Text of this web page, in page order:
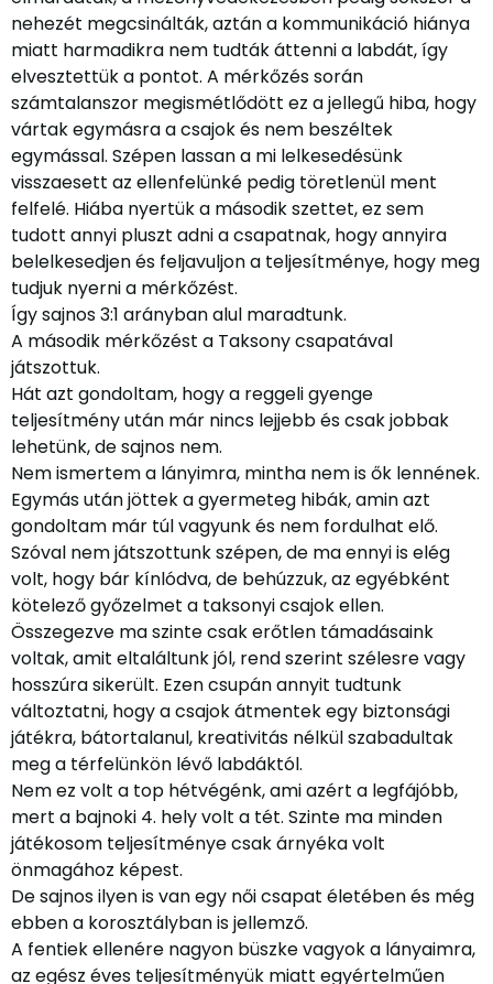
nehezét megcsinálták, aztán a kommunikáció hiánya
miatt harmadikra nem tudták áttenni a labdát, így
elvesztettük a pontot. A mérkőzés során
számtalanszor megismétlődött ez a jellegű hiba, hogy
vártak egymásra a csajok és nem beszéltek
egymással. Szépen lassan a mi lelkesedésünk
visszaesett az ellenfelünké pedig töretlenül ment
felfelé. Hiába nyertük a második szettet, ez sem
tudott annyi pluszt adni a csapatnak, hogy annyira
belelkesedjen és feljavuljon a teljesítménye, hogy meg
tudjuk nyerni a mérkőzést.
Így sajnos 3:1 arányban alul maradtunk.
A második mérkőzést a Taksony csapatával
játszottuk.
Hát azt gondoltam, hogy a reggeli gyenge
teljesítmény után már nincs lejjebb és csak jobbak
lehetünk, de sajnos nem.
Nem ismertem a lányimra, mintha nem is ők lennének.
Egymás után jöttek a gyermeteg hibák, amin azt
gondoltam már túl vagyunk és nem fordulhat elő.
Szóval nem játszottunk szépen, de ma ennyi is elég
volt, hogy bár kínlódva, de behúzzuk, az egyébként
kötelező győzelmet a taksonyi csajok ellen.
Összegezve ma szinte csak erőtlen támadásaink
voltak, amit eltaláltunk jól, rend szerint szélesre vagy
hosszúra sikerült. Ezen csupán annyit tudtunk
változtatni, hogy a csajok átmentek egy biztonsági
játékra, bátortalanul, kreativitás nélkül szabadultak
meg a térfelünkön lévő labdáktól.
Nem ez volt a top hétvégénk, ami azért a legfájóbb,
mert a bajnoki 4. hely volt a tét. Szinte ma minden
játékosom teljesítménye csak árnyéka volt
önmagához képest.
De sajnos ilyen is van egy női csapat életében és még
ebben a korosztályban is jellemző.
A fentiek ellenére nagyon büszke vagyok a lányaimra,
az egész éves teljesítményük miatt egyértelműen